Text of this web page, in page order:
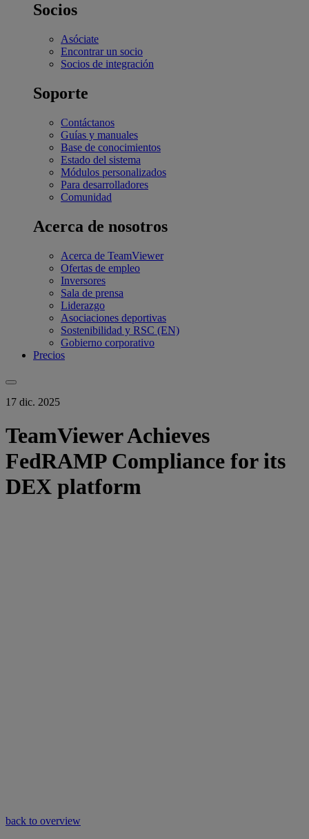
Socios
Asóciate
Encontrar un socio
Socios de integración
Soporte
Contáctanos
Guías y manuales
Base de conocimientos
Estado del sistema
Módulos personalizados
Para desarrolladores
Comunidad
Acerca de nosotros
Acerca de TeamViewer
Ofertas de empleo
Inversores
Sala de prensa
Liderazgo
Asociaciones deportivas
Sostenibilidad y RSC (EN)
Gobierno corporativo
Precios
17 dic. 2025
TeamViewer Achieves
FedRAMP Compliance for its
DEX platform
back to overview